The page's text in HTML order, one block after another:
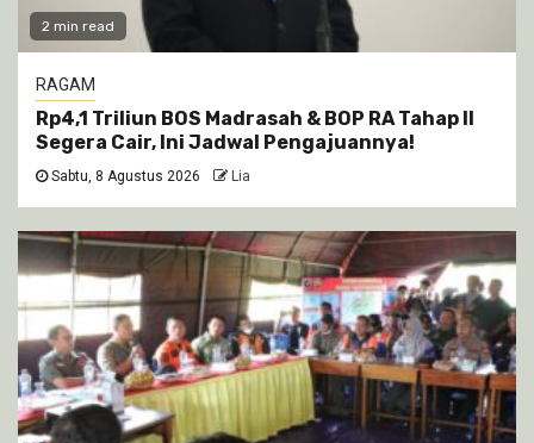
2 min read
RAGAM
Rp4,1 Triliun BOS Madrasah & BOP RA Tahap II
Segera Cair, Ini Jadwal Pengajuannya!
Sabtu, 8 Agustus 2026 Lia